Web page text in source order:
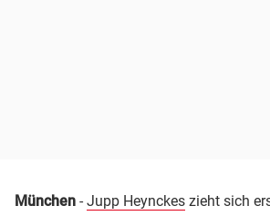
München - Jupp Heynckes zieht sich